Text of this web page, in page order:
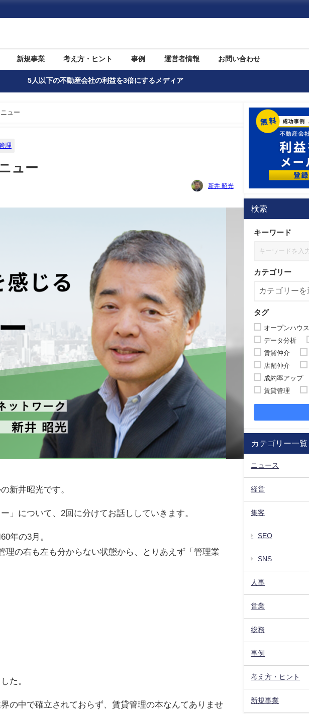
新規事業 考え方・ヒント 事例 運営者情報 お問い合わせ
5人以下の不動産会社の利益を3倍にするメディア
ュー
理
ュー
新井 昭光
新井昭光です。
」について、2回に分けてお話ししていきます。
年の3月。
理の右も左も分からない状態から、とりあえず「管理業
た。
の中で確立されておらず、賃貸管理の本なんてありませ
検索
キーワード
カテゴリー
タグ
オープンハウス
データ分析
賃貸仲介
店舗仲介
成約率アップ
賃貸管理
カテゴリー一覧
ニュース
経営
集客
SEO
SNS
人事
営業
総務
事例
考え方・ヒント
新規事業